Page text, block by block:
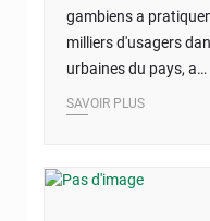
gambiens a
milliers d'usagers
urbaines du pays, a…
SAVOIR PLUS